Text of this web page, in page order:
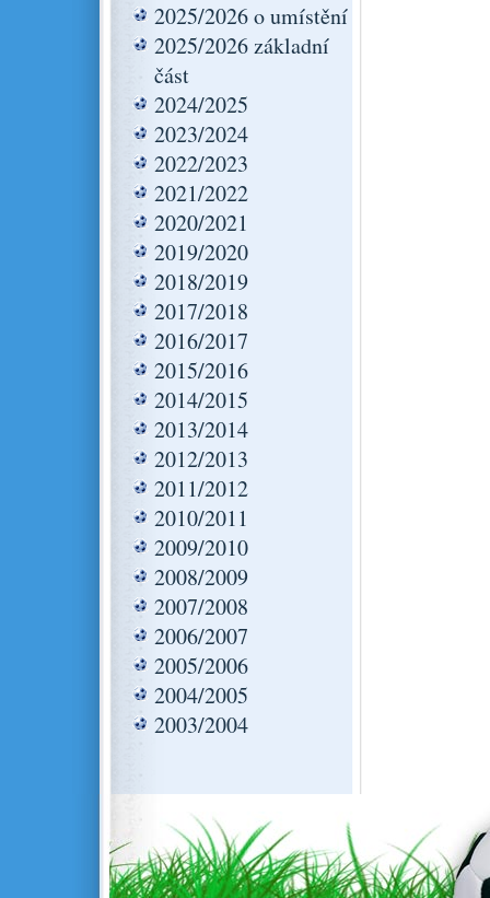
2025/2026 o umístění
2025/2026 základní
část
2024/2025
2023/2024
2022/2023
2021/2022
2020/2021
2019/2020
2018/2019
2017/2018
2016/2017
2015/2016
2014/2015
2013/2014
2012/2013
2011/2012
2010/2011
2009/2010
2008/2009
2007/2008
2006/2007
2005/2006
2004/2005
2003/2004